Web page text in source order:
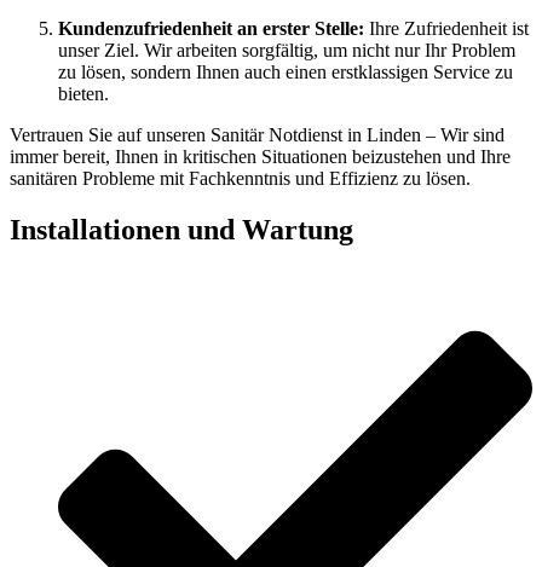
Kundenzufriedenheit an erster Stelle: Ihre Zufriedenheit ist
unser Ziel. Wir arbeiten sorgfältig, um nicht nur Ihr Problem
zu lösen, sondern Ihnen auch einen erstklassigen Service zu
bieten.
Vertrauen Sie auf unseren Sanitär Notdienst in Linden – Wir sind
immer bereit, Ihnen in kritischen Situationen beizustehen und Ihre
sanitären Probleme mit Fachkenntnis und Effizienz zu lösen.
Installationen und Wartung